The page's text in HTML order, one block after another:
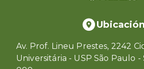
Ubicación
Av. Prof. Lineu Prestes, 2242
Universitária - USP São Paulo -